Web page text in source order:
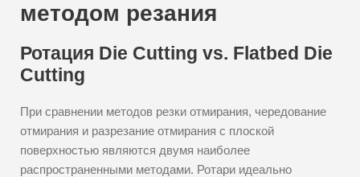
методом резания
Ротация Die Cutting vs. Flatbed Die
Cutting
При сравнении методов резки отмирания, чередование
отмирания и разрезание отмирания с плоской
поверхностью являются двумя наиболее
распространенными методами. Ротари идеально